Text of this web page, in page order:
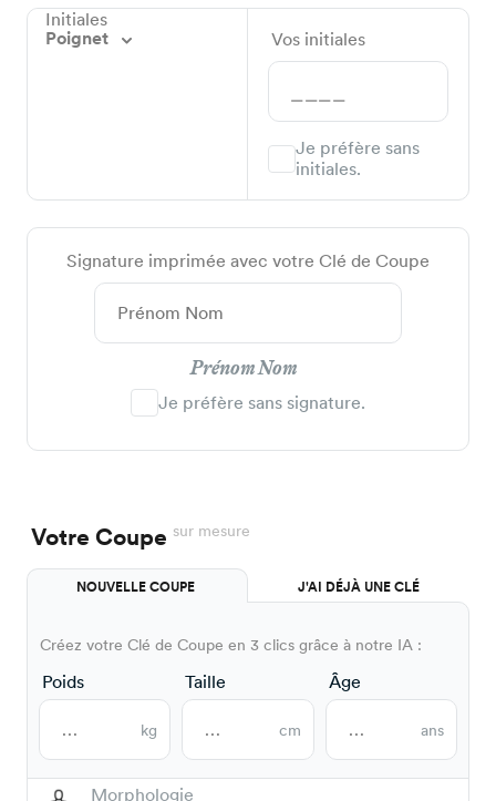
Initiales
Poignet
Vos initiales
Je préfère sans
initiales.
Signature imprimée avec votre Clé de Coupe
Prénom Nom
Je préfère sans signature.
Votre Coupe sur mesure
NOUVELLE COUPE J'AI DÉJÀ UNE CLÉ
Créez votre Clé de Coupe en 3 clics grâce à notre IA :
Poids
kg
Taille
cm
Âge
ans
Morphologie